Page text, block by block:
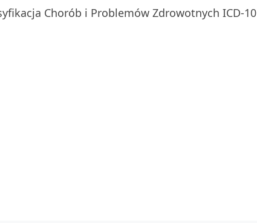
Chorób i Problemów Zdrowotnych ICD-10